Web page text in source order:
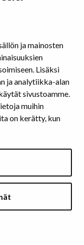
ja mainosten
Lisäksi
ja analytiikka-alan
sivustoamme.
muihin
on kerätty, kun